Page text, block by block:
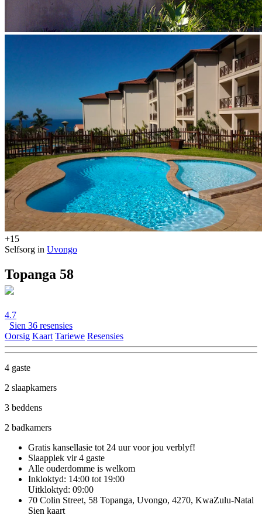
+15
Selfsorg in Uvongo
Topanga 58
4.7
Sien 36 resensies
Oorsig Kaart Tariewe Resensies
4 gaste
2 slaapkamers
3 beddens
2 badkamers
Gratis kansellasie tot 24 uur voor jou verblyf!
Slaapplek vir 4 gaste
Alle ouderdomme is welkom
Inkloktyd: 14:00 tot 19:00
Uitkloktyd: 09:00
70 Colin Street, 58 Topanga, Uvongo, 4270, KwaZulu-Natal
Sien kaart